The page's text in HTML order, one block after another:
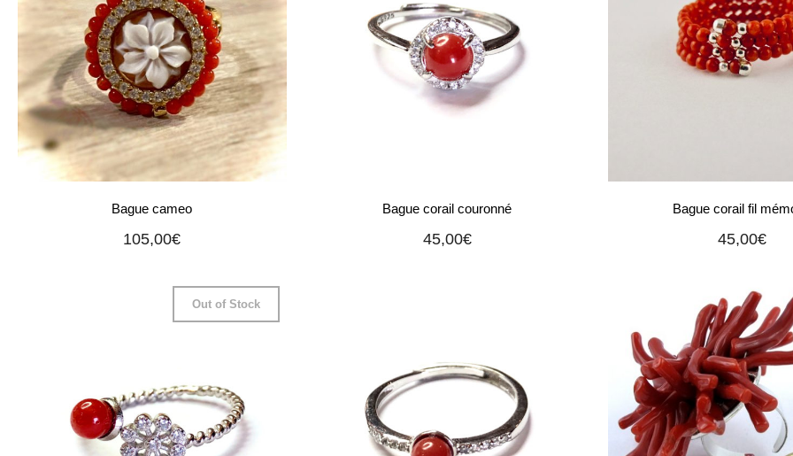
Bague cameo
105,00€
Bague corail couronné
45,00€
Bague corail fil
45,00€
Out of Stock